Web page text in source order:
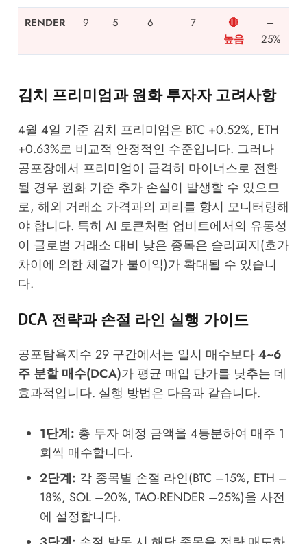
RENDER 9 5 6 7
🔴
높음
–
25%
김치 프리미엄과 원화 투자자 고려사항
4월 4일 기준 김치 프리미엄은 BTC +0.52%, ETH
+0.63%로 비교적 안정적인 수준입니다. 그러나
공포장에서 프리미엄이 급격히 마이너스로 전환
될 경우 원화 기준 추가 손실이 발생할 수 있으므
로, 해외 거래소 가격과의 괴리를 항시 모니터링해
야 합니다. 특히 AI 토큰처럼 업비트에서의 유동성
이 글로벌 거래소 대비 낮은 종목은 슬리피지(호가
차이에 의한 체결가 불이익)가 확대될 수 있습니
다.
DCA 전략과 손절 라인 실행 가이드
공포탐욕지수 29 구간에서는 일시 매수보다4~6
주 분할 매수(DCA)가 평균 매입 단가를 낮추는 데
효과적입니다. 실행 방법은 다음과 같습니다.
1단계: 총 투자 예정 금액을 4등분하여 매주 1
회씩 매수합니다.
2단계: 각 종목별 손절 라인(BTC –15%, ETH –
18%, SOL –20%, TAO·RENDER –25%)을 사전
에 설정합니다.